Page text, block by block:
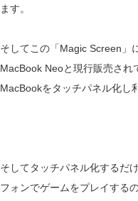
ます。
そしてこの「Magic Screen」
MacBook Neoと現行販売され
MacBookをタッチパネル化し
そしてタッチパネル化するだ
フォンでゲームをプレイする